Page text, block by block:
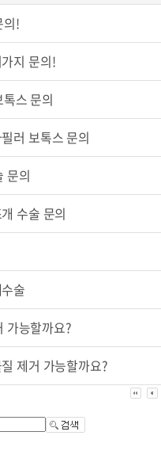
의!
지 문의!
스 문의
러 보톡스 문의
문의
수술 문의
술
가능할까요?
제거 가능할까요?